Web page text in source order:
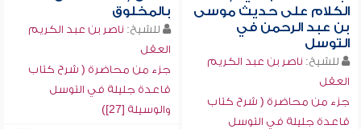
الكلام على حديث موسى
بن عبد الرحمن في
التوسل
للشيخ: ناصر بن عبد الكريم
العقل
جزء من محاضرة ( شرح كتاب
قاعدة جليلة في التوسل
بالمخلوق
للشيخ: ناصر بن عبد الكريم
العقل
جزء من محاضرة ( شرح كتاب
قاعدة جليلة في التوسل
والوسيلة [27])